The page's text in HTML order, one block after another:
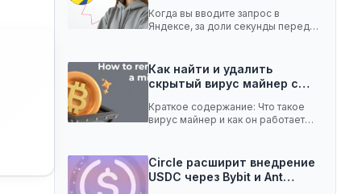
Когда вы вводите запрос в
Яндексе, за доли секунды перед
Как найти и удалить
скрытый вирус майнер с…
Краткое содержание: Что такое
вирус майнер и как он работает
Circle расширит внедрение
USDC через Bybit и Ant…